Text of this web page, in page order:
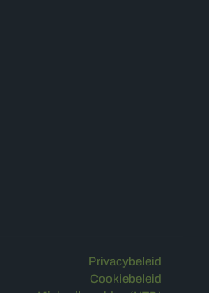
Privacybeleid
Cookiebeleid